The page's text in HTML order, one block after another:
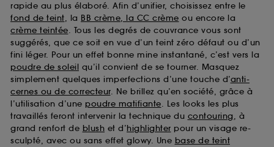
rapide au plus élaboré. Afin d’unifier, choisissez entre le
fond de teint, la BB crème, la CC crème ou encore la
crème teintée. Tous les degrés de couvrance vous sont
suggérés, que ce soit en vue d’un teint zéro défaut ou d’un
fini léger. Pour un effet bonne mine instantané, c’est vers la
poudre de soleil qu’il convient de se tourner. Masquez
simplement quelques imperfections d’une touche d’anti-
cernes ou de correcteur. Ne brillez qu’en société, grâce à
l’utilisation d’une poudre matifiante. Les looks les plus
travaillés feront intervenir la technique du contouring, à
grand renfort de blush et d’highlighter pour un visage re-
sculpté, avec ou sans effet glowy. Une base de teint